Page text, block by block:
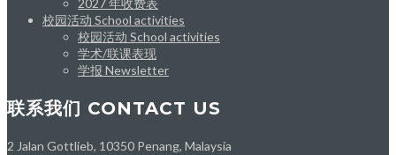
2027 年收费表
校园活动 School activities
校园活动 School activities
学术/联课表现
学报 Newsletter
联系我们 CONTACT US
2 Jalan Gottlieb, 10350 Penang, Malaysia